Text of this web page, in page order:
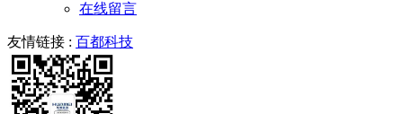
在线留言
友情链接 : 百都科技